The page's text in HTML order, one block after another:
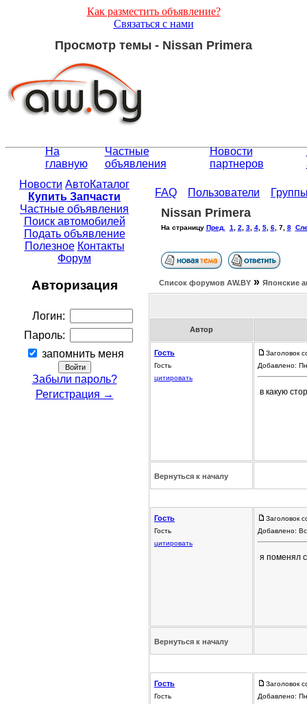
Как разместить объявление?
Связаться с нами
Просмотр темы - Nissan Primera
На
главную
Частные
объявления
Новости
партнеров
Новости АвтоКаталог
Купить Запчасти
Частные объявления
Поиск автомобилей
Подать объявление
Полезное Контакты
Форум
Авторизация
Логин:
Пароль:
запомнить меня
Забыли пароль?
Регистрация →
FAQ Пользователи
Nissan Primera
На страницу Пред. 1 2 3, 4, 5, 6, 7, 8
Список форумов АW.BY » Японские
Автор
Гость
Гость
цитировать
Заголовок
Добавлено:
в какую
Вернуться к началу
Гость
Гость
цитировать
Заголовок
Добавлено:
я поменял
Вернуться к началу
Гость
Гость
Заголовок
Добавлено: